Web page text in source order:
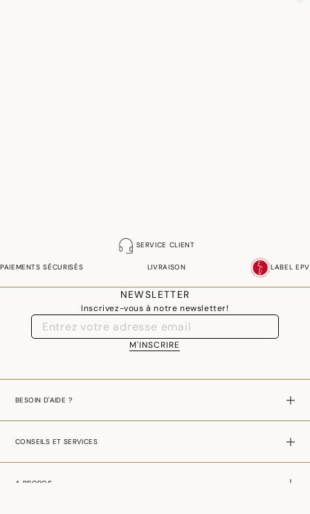
SERVICE CLIENT
PAIEMENTS SÉCURISÉS LIVRAISON LABEL EPV
NEWSLETTER
Inscrivez-vous à notre newsletter!
M'INSCRIRE
BESOIN D'AIDE ?
CONSEILS ET SERVICES
A PROPOS